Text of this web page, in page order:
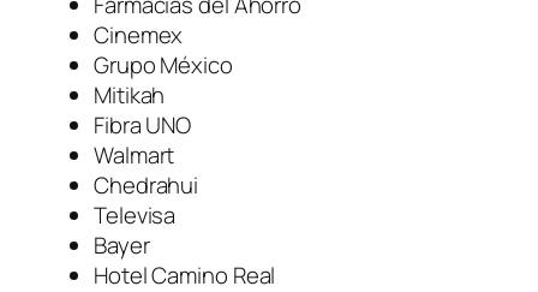
Cinemex
Grupo México
Mitikah
Fibra UNO
Walmart
Chedrahui
Televisa
Bayer
Hotel Camino Real